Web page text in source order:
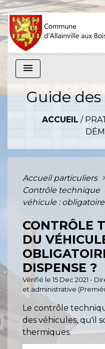
menu
Guide
ACCUEIL /
Accueil particuliers
Contrôle technique
véhicule :
CONTRÔLE
DU
DISPENSE ?
Vérifié le 15 Dec 2021 -
et administrative
Le contrôle
des véhicules, qu'il
thermiques.